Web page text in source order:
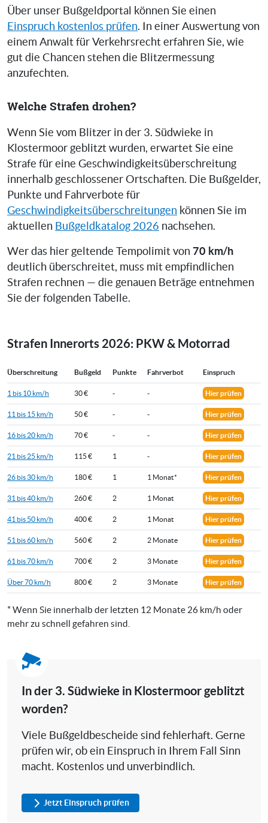
Über unser Bußgeldportal können Sie einen
Einspruch kostenlos prüfen. In einer Auswertung von
einem Anwalt für Verkehrsrecht erfahren Sie, wie
gut die Chancen stehen die Blitzermessung
anzufechten.
Welche Strafen drohen?
Wenn Sie vom Blitzer in der 3. Südwieke in
Klostermoor geblitzt wurden, erwartet Sie eine
Strafe für eine Geschwindigkeitsüberschreitung
innerhalb geschlossener Ortschaften. Die Bußgelder,
Punkte und Fahrverbote für
Geschwindigkeitsüberschreitungen können Sie im
aktuellen Bußgeldkatalog 2026 nachsehen.
Wer das hier geltende Tempolimit von 70 km/h
deutlich überschreitet, muss mit empfindlichen
Strafen rechnen — die genauen Beträge entnehmen
Sie der folgenden Tabelle.
Strafen Innerorts 2026: PKW & Motorrad
Überschreitung Bußgeld Punkte Fahrverbot Einspruch
1 bis 10 km/h 30 € - - Hier prüfen
11 bis 15 km/h 50 € - - Hier prüfen
16 bis 20 km/h 70 € - - Hier prüfen
21 bis 25 km/h 115 € 1 - Hier prüfen
26 bis 30 km/h 180 € 1 1 Monat* Hier prüfen
31 bis 40 km/h 260 € 2 1 Monat Hier prüfen
41 bis 50 km/h 400 € 2 1 Monat Hier prüfen
51 bis 60 km/h 560 € 2 2 Monate Hier prüfen
61 bis 70 km/h 700 € 2 3 Monate Hier prüfen
Über 70 km/h 800 € 2 3 Monate Hier prüfen
* Wenn Sie innerhalb der letzten 12 Monate 26 km/h oder
mehr zu schnell gefahren sind.
In der 3. Südwieke in Klostermoor geblitzt
worden?
Viele Bußgeldbescheide sind fehlerhaft. Gerne
prüfen wir, ob ein Einspruch in Ihrem Fall Sinn
macht. Kostenlos und unverbindlich.
Jetzt Einspruch prüfen